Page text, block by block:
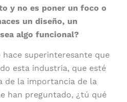
y no es poner un foco o
un diseño, un
algo funcional?
hace superinteresante que
esta industria, que esté
de la importancia de la
han preguntado, ¿tú qué